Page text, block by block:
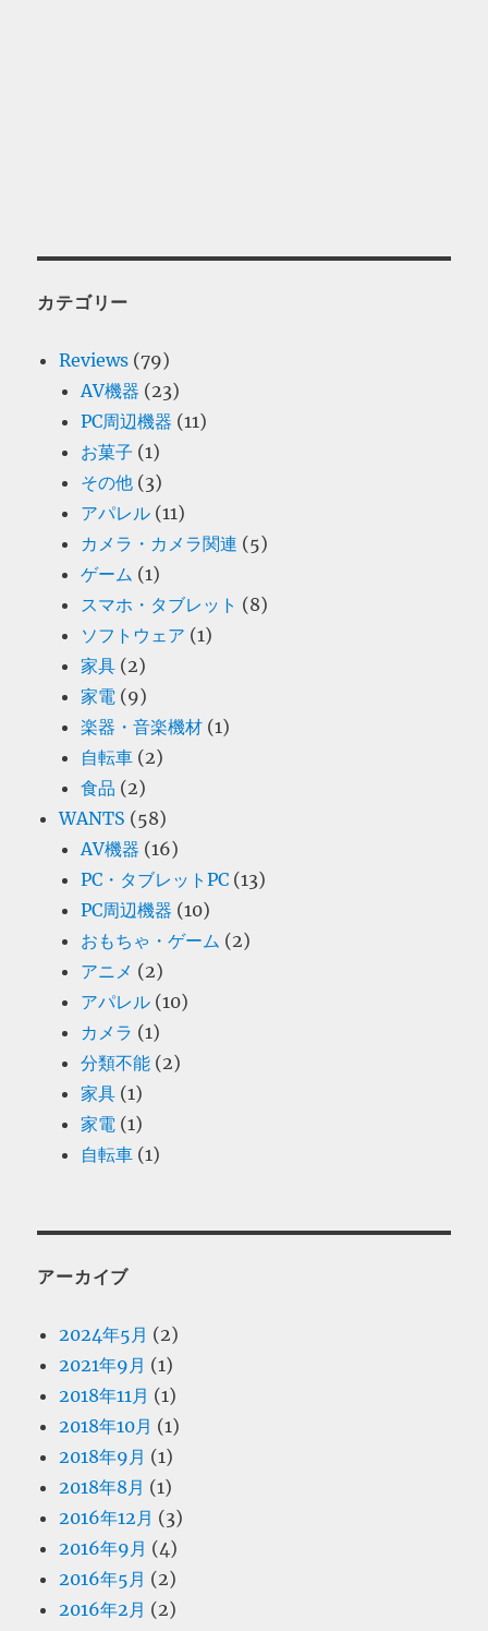
カテゴリー
Reviews (79)
AV機器 (23)
PC周辺機器 (11)
お菓子 (1)
その他 (3)
アパレル (11)
カメラ・カメラ関連 (5)
ゲーム (1)
スマホ・タブレット (8)
ソフトウェア (1)
家具 (2)
家電 (9)
楽器・音楽機材 (1)
自転車 (2)
食品 (2)
WANTS (58)
AV機器 (16)
PC・タブレットPC (13)
PC周辺機器 (10)
おもちゃ・ゲーム (2)
アニメ (2)
アパレル (10)
カメラ (1)
分類不能 (2)
家具 (1)
家電 (1)
自転車 (1)
アーカイブ
2024年5月 (2)
2021年9月 (1)
2018年11月 (1)
2018年10月 (1)
2018年9月 (1)
2018年8月 (1)
2016年12月 (3)
2016年9月 (4)
2016年5月 (2)
2016年2月 (2)